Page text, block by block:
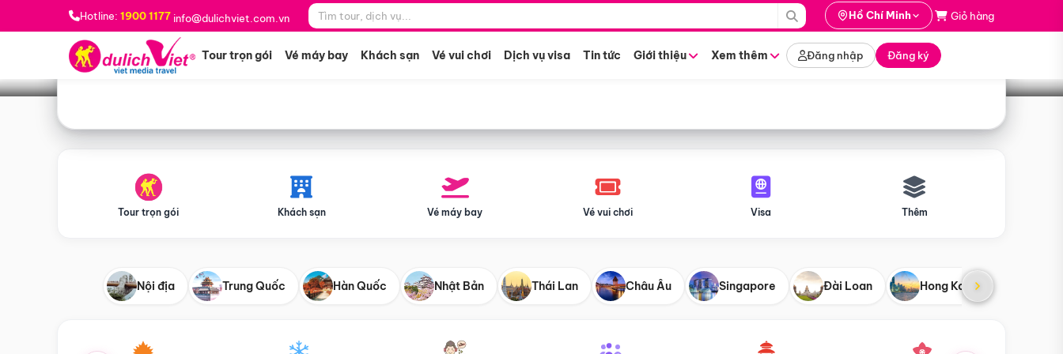
Hotline: 1900 1177 info@dulichviet.com.vn Hồ Chí Minh Giỏ hàng
Tour trọn gói Vé máy bay Khách sạn Vé vui chơi Dịch vụ visa Tin tức Giới thiệu Xem thêm Đăng nhập Đăng ký
Bạn muốn đi đâu? *
Tìm tour
Tour trọn gói Khách sạn Vé máy bay Vé vui chơi Visa Thêm
Nội địa Trung Quốc Hàn Quốc Nhật Bản Thái Lan Châu Âu Singapore Đài Loan Hong Kong